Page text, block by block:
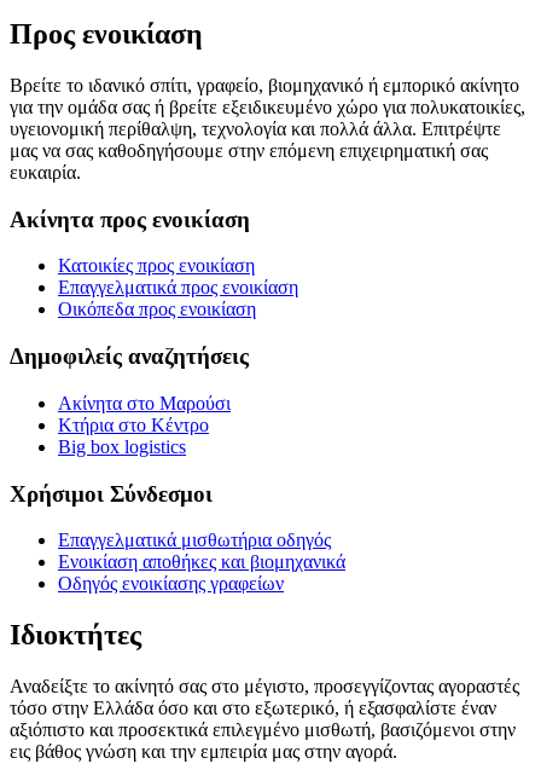
Προς ενοικίαση
Βρείτε το ιδανικό σπίτι, γραφείο, βιομηχανικό ή εμπορικό ακίνητο
για την ομάδα σας ή βρείτε εξειδικευμένο χώρο για πολυκατοικίες,
υγειονομική περίθαλψη, τεχνολογία και πολλά άλλα. Επιτρέψτε
μας να σας καθοδηγήσουμε στην επόμενη επιχειρηματική σας
ευκαιρία.
Ακίνητα προς ενοικίαση
Κατοικίες προς ενοικίαση
Επαγγελματικά προς ενοικίαση
Οικόπεδα προς ενοικίαση
Δημοφιλείς αναζητήσεις
Ακίνητα στο Μαρούσι
Κτήρια στο Κέντρο
Big box logistics
Χρήσιμοι Σύνδεσμοι
Επαγγελματικά μισθωτήρια οδηγός
Ενοικίαση αποθήκες και βιομηχανικά
Οδηγός ενοικίασης γραφείων
Ιδιοκτήτες
Αναδείξτε το ακίνητό σας στο μέγιστο, προσεγγίζοντας αγοραστές
τόσο στην Ελλάδα όσο και στο εξωτερικό, ή εξασφαλίστε έναν
αξιόπιστο και προσεκτικά επιλεγμένο μισθωτή, βασιζόμενοι στην
εις βάθος γνώση και την εμπειρία μας στην αγορά.